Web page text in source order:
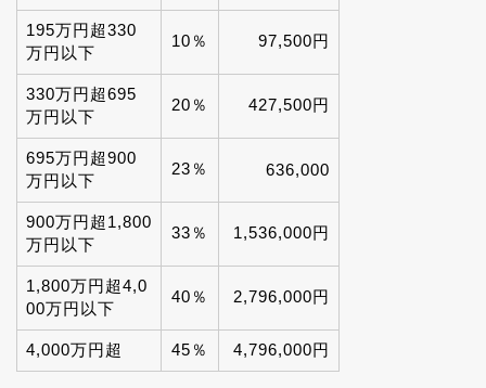
195万円超330
万円以下
10％ 97,500円
330万円超695
万円以下
20％ 427,500円
695万円超900
万円以下
23％ 636,000
900万円超1,800
万円以下
33％ 1,536,000円
1,800万円超4,0
00万円以下
40％ 2,796,000円
4,000万円超 45％ 4,796,000円